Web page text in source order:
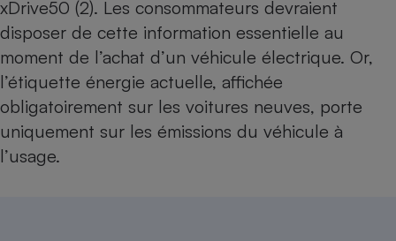
xDrive50 (2). Les consommateurs devraient
disposer de cette information essentielle au
moment de l’achat d’un véhicule électrique. Or,
l’étiquette énergie actuelle, affichée
obligatoirement sur les voitures neuves, porte
uniquement sur les émissions du véhicule à
l’usage.